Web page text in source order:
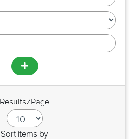
Results/Page
Sort items by